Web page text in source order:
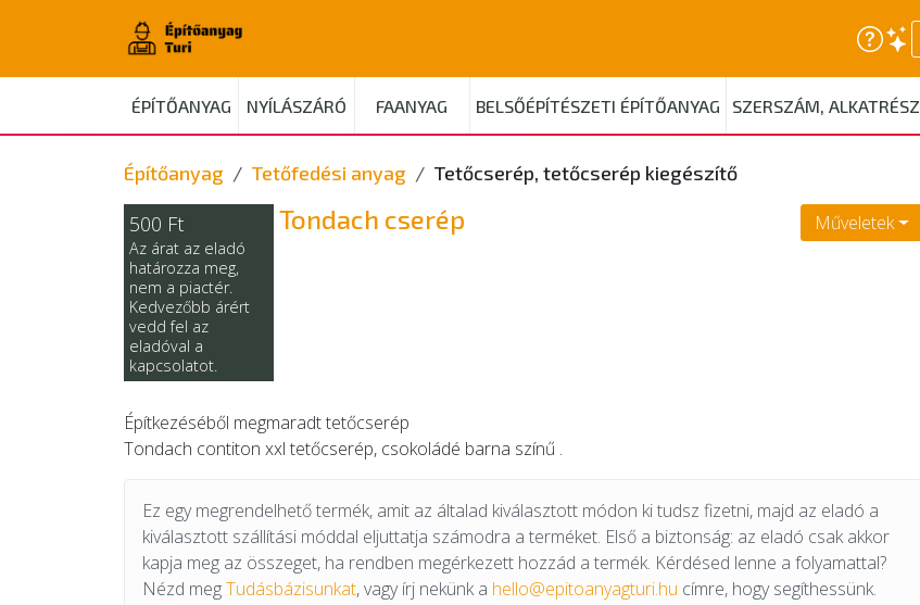
ÉPÍTŐANYAG NYÍLÁSZÁRÓ FAANYAG BELSŐÉPÍTÉSZETI ÉPÍTŐANYAG SZERSZÁM, ALKATRÉSZ
Építőanyag Tetőfedési anyag Tetőcserép, tetőcserép kiegészítő
500 Ft
Az árat az eladó
határozza meg,
nem a piactér.
Kedvezőbb árért
vedd fel az
eladóval a
kapcsolatot.
Tondach cserép Műveletek
Építkezéséből megmaradt tetőcserép
Tondach contiton xxl tetőcserép, csokoládé barna színű .
Ez egy megrendelhető termék, amit az általad kiválasztott módon ki tudsz fizetni, majd az eladó a
kiválasztott szállítási móddal eljuttatja számodra a terméket. Első a biztonság: az eladó csak akkor
kapja meg az összeget, ha rendben megérkezett hozzád a termék. Kérdésed lenne a folyamattal?
Nézd megTudásbázisunkat, vagy írj nekünk a hello@epitoanyagturi.hu címre, hogy segíthessünk.